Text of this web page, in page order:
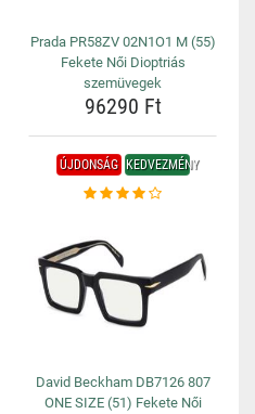
Prada PR58ZV 02N1O1 M (55)
Fekete Női Dioptriás
szemüvegek
96290 Ft
ÚJDONSÁG KEDVEZMÉNY
David Beckham DB7126 807
ONE SIZE (51) Fekete Női